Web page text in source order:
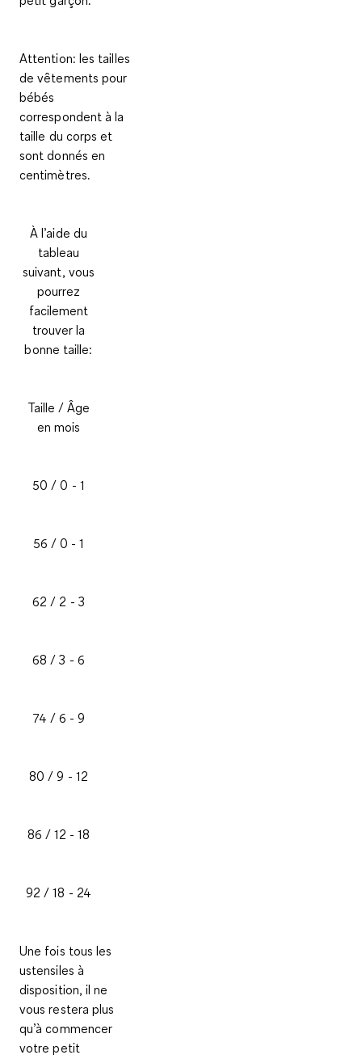
Attention: les tailles
de vêtements pour
bébés
correspondent à la
taille du corps et
sont donnés en
centimètres.
À l’aide du
tableau
suivant, vous
pourrez
facilement
trouver la
bonne taille:
Taille /Âge
en mois
50 / 0 - 1
56 / 0 - 1
62 / 2 - 3
68 / 3 - 6
74 / 6 - 9
80 / 9 - 12
86 / 12 - 18
92 / 18 - 24
Une fois tous les
ustensiles à
disposition, il ne
vous restera plus
qu’à commencer
votre petit